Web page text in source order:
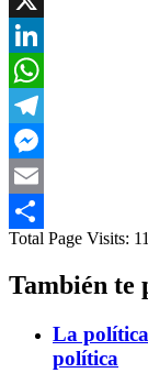
X
LinkedIn
WhatsApp
Telegram
Messenger
Email
Compartir
Total Page Visits:
También te
La
política